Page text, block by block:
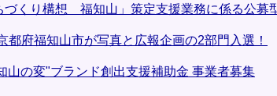
づくり構想 福知山」策定支援業務に係る公募
都府福知山市が写真と広報企画の2部門入選！
山の変"ブランド創出支援補助金 事業者募集